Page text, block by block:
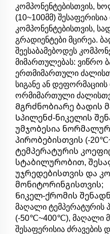
კომპონენტებისთვის,
(10~100მმ)
კომპონენტებისთვის,
გრადიენტები მცირეა.
შეესაბამებოდეს
მიმართულებას: ვიწრო
ერთმიმართული
სიგანე ან
ორმიმართული
Მგრძნობიარე ბადის
Სპილენძ-ნიკელის
უმჯობესია
პირობებისთვის (-
ტემპერატურის
სტაბილურობით,
უჯრედებისთვის და
მონიტორინგისთვის;
Ნიკელ-ქრომის
მაღალი ტემპერატურის
(-50℃~400℃), მაღალი
შესაფერისია ძრავების